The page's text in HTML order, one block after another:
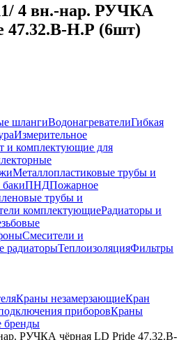
4 вн.-нар. РУЧКА
47.32.В-Н.Р (6шт)
шлангиВодонагревателиГибкая
Измерительное
и комплектующие для
Металлопластиковые трубы и
ПНДПожарное
трубы и
комплектующиеРадиаторы и
Смесители и
радиаторыТеплоизоляцияФильтры
Краны незамерзающиеКран
приборовКраны
бренды
РУЧКА чёрная LD Pride 47.32.В-